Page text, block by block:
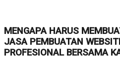
MENGAPA HARUS
JASA PEMBUATAN
PROFESIONAL BERSAMA